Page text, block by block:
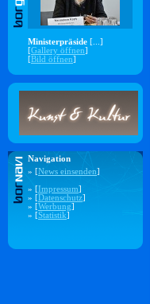
Ministerpräside [...]
[Gallery öffnen]
[Bild öffnen]
Navigation
» [News einsenden]
» [Impressum]
» [Datenschutz]
» [Werbung]
» [Statistik]